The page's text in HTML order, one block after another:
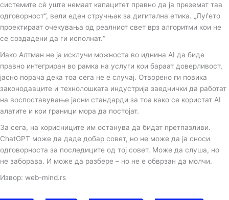
системите сè уште немаат капацитет правно да ја преземат таа
одговорност“, вели еден стручњак за дигитална етика. „Луѓето
проектираат очекувања од реалниот свет врз алгоритми кои не
се создадени да ги исполнат.“
Иако Алтман не ја исклучи можноста во иднина AI да биде
правно интегриран во рамка на услуги кои бараат доверливост,
јасно порача дека тоа сега не е случај. Отворено ги повика
законодавците и технолошката индустрија заеднички да работат
на воспоставување јасни стандарди за тоа како се користат AI
алатите и кои граници мора да постојат.
За сега, на корисниците им останува да бидат претпазливи.
ChatGPT може да даде добар совет, но не може да ја сноси
одговорноста за последиците од тој совет. Може да слуша, но
не заборава. И може да разбере – но не е обврзан да молчи.
Извор: web-mind.rs